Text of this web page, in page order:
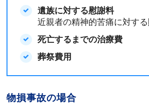
遺族に対する慰謝料
近親者の精神的苦痛に対す
死亡するまでの治療費
葬祭費用
物損事故の場合